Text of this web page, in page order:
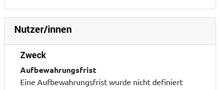
Nutzer/innen
Zweck
Aufbewahrungsfrist
Eine Aufbewahrungsfrist wurde nicht definiert